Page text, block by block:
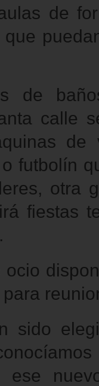
de
de
calle
de
futbolín
otra
fiestas
ocio
sido
ese